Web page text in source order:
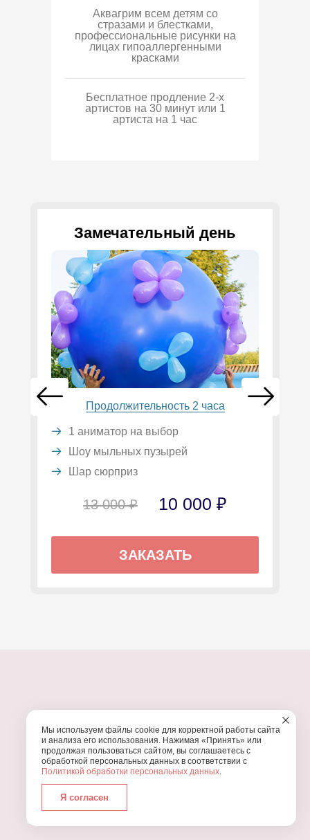
Аквагрим всем детям со
стразами и блестками,
профессиональные рисунки на
лицах гипоаллергенными
красками
Бесплатное продление 2-х
артистов на 30 минут или 1
артиста на 1 час
Замечательный день
Продолжительность 2 часа
1 аниматор на выбор
Шоу мыльных пузырей
Шар сюрприз
13 000 ₽ 10 000 ₽
ЗАКАЗАТЬ
УЗНАЙТЕ, ПОЧЕМУ ПРОВЕДЕНИЕВАШЕГО
ПРАЗДНИКА СТОИТ ДОВЕРИТЬ НАМ
Работаем с 2016 года
Мы используем файлы cookie для корректной работы сайта
и анализа его использования. Нажимая «Принять» или
продолжая пользоваться сайтом, вы соглашаетесь с
обработкой персональных данных в соответствии с
Политикой обработки персональных данных.
Я согласен